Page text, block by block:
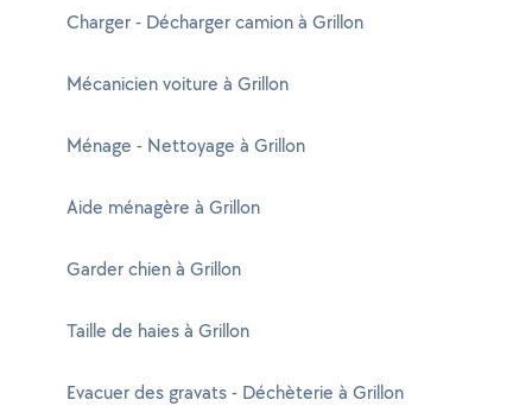
Charger - Décharger camion à Grillon
Mécanicien voiture à Grillon
Ménage - Nettoyage à Grillon
Aide ménagère à Grillon
Garder chien à Grillon
Taille de haies à Grillon
Evacuer des gravats - Déchèterie à Grillon